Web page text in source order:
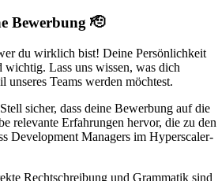
Bewerbung 🫡
du wirklich bist! Deine Persönlichkeit
wichtig. Lass uns wissen, was dich
Teams werden möchtest.
Stell sicher, dass deine Bewerbung auf die
relevante Erfahrungen hervor, die zu den
Development Managers im Hyperscaler-
Rechtschreibung und Grammatik sind